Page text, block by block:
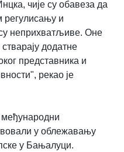
чије су обавеза да
регулисању и
неприхватљиве. Оне
додатне
представника и
рекао је
међународни
у облежавању
у Бањалуци.